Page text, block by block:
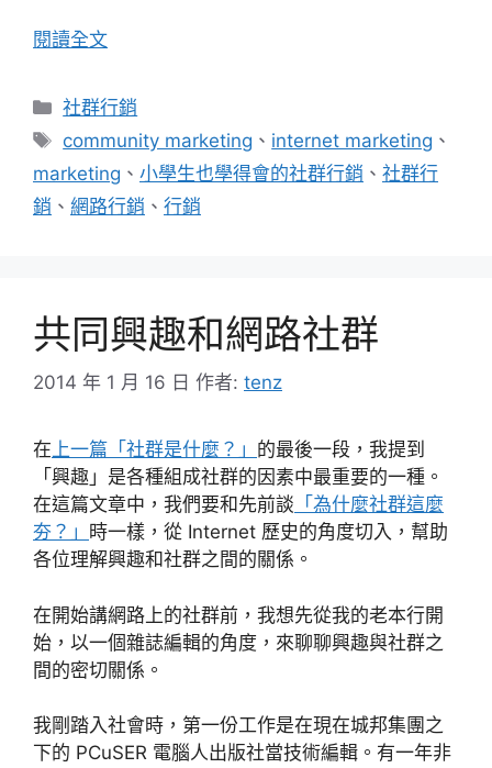
閱讀全文
分
社群行銷
標
籤
community marketing 、 internet marketing 、
marketing 、 小學生也學得會的社群行銷 、 社群行
銷 、 網路行銷 、 行銷
共同興趣和網路社群
2014 年 1 月 16 日 作者: tenz
在上一篇「社群是什麼？」 的最後一段，我提到
「興趣」是各種組成社群的因素中最重要的一種。
在這篇文章中，我們要和先前談 「為什麼社群這麼
夯？」 時一樣，從 Internet 歷史的角度切入，幫助
各位理解興趣和社群之間的關係。
在開始講網路上的社群前，我想先從我的老本行開
始，以一個雜誌編輯的角度，來聊聊興趣與社群之
間的密切關係。
我剛踏入社會時，第一份工作是在現在城邦集團之
下的 PCuSER 電腦人出版社當技術編輯。有一年非